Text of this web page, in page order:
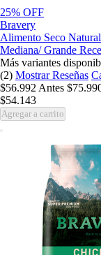
25% OFF
Bravery
Alimento Seco
Mediana/ Grande
Más variantes
(2) Mostrar Reseñas
$56.992 Antes
$54.143
Agregar a carrito